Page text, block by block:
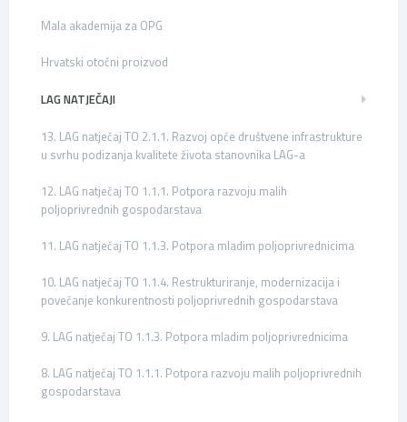
Mala akademija za OPG
Hrvatski otočni proizvod
LAG NATJEČAJI
13. LAG natječaj TO 2.1.1. Razvoj opće društvene infrastrukture
u svrhu podizanja kvalitete života stanovnika LAG-a
12. LAG natječaj TO 1.1.1. Potpora razvoju malih
poljoprivrednih gospodarstava
11. LAG natječaj TO 1.1.3. Potpora mladim poljoprivrednicima
10. LAG natječaj TO 1.1.4. Restrukturiranje, modernizacija i
povećanje konkurentnosti poljoprivrednih gospodarstava
9. LAG natječaj TO 1.1.3. Potpora mladim poljoprivrednicima
8. LAG natječaj TO 1.1.1. Potpora razvoju malih poljoprivrednih
gospodarstava